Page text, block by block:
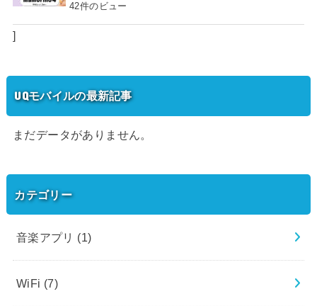
42件のビュー
]
UQモバイルの最新記事
まだデータがありません。
カテゴリー
音楽アプリ (1)
WiFi (7)